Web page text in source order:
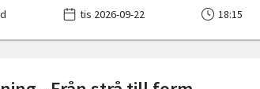
tis 2026-09-22 18:15